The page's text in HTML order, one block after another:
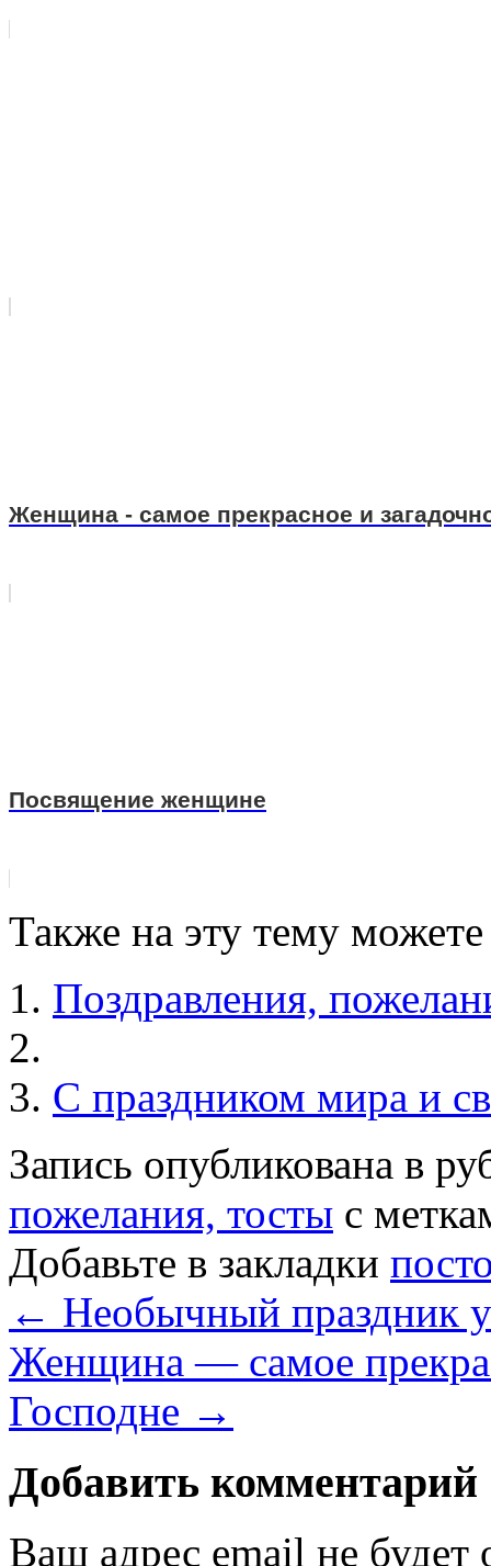
Женщина - самое прекрасное и
Посвящение женщине
Также на эту тему
Поздравления,
С праздником мира и
Запись опубликована в
пожелания, тосты с
Добавьте в закладки
← Необычный праздник
Женщина — самое
Господне →
Добавить комментарий
Ваш адрес email не будет